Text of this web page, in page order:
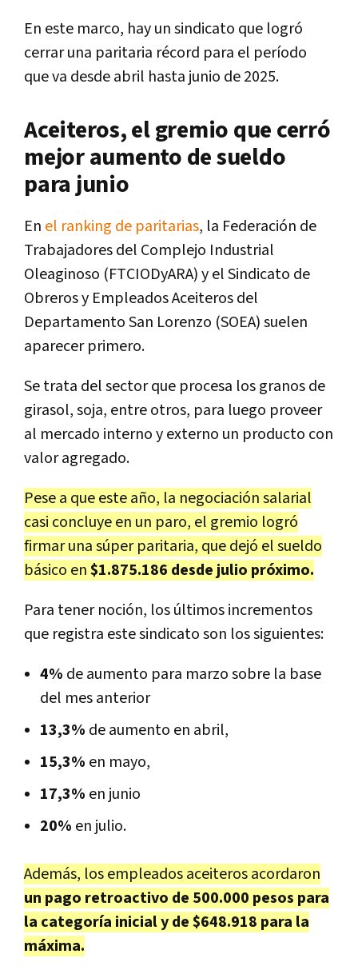
En este marco, hay un sindicato que logró
cerrar una paritaria récord para el período
que va desde abril hasta junio de 2025.
Aceiteros, el gremio que cerró
mejor aumento de sueldo
para junio
En el ranking de paritarias, la Federación de
Trabajadores del Complejo Industrial
Oleaginoso (FTCIODyARA) y el Sindicato de
Obreros y Empleados Aceiteros del
Departamento San Lorenzo (SOEA) suelen
aparecer primero.
Se trata del sector que procesa los granos de
girasol, soja, entre otros, para luego proveer
al mercado interno y externo un producto con
valor agregado.
Pese a que este año, la negociación salarial
casi concluye en un paro, el gremio logró
firmar una súper paritaria, que dejó el sueldo
básico en$1.875.186 desde julio próximo.
Para tener noción, los últimos incrementos
que registra este sindicato son los siguientes:
4% de aumento para marzo sobre la base
del mes anterior
13,3% de aumento en abril,
15,3% en mayo,
17,3% en junio
20% en julio.
Además, los empleados aceiteros acordaron
un pago retroactivo de 500.000 pesos para
la categoría inicial y de $648.918 para la
máxima.